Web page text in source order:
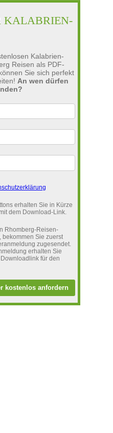
KALABRIEN-
Kalabrien-
Reisen als PDF-
Sie sich perfekt
An wen dürfen
erhalten Sie in Kürze
dem Download-Link.
Rhomberg-Reisen-
bekommen Sie zuerst
zugesendet.
erhalten Sie
für den
kostenlos anfordern